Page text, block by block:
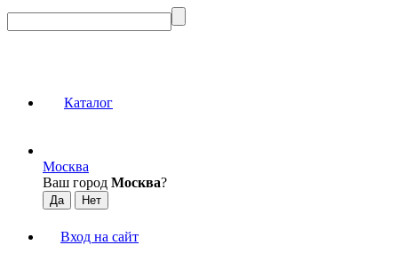
Каталог
Москва
Ваш город Москва?
Вход на сайт